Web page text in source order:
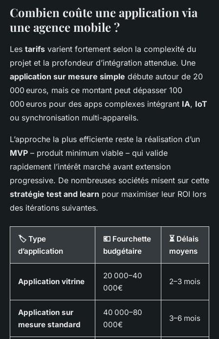
Combien coûte une application via
une agence mobile ?
Les tarifs varient fortement selon la complexité du
projet et la profondeur d’intégration attendue. Une
application sur mesure simple débute autour de 20
000 euros, mais ce montant peut dépasser 100
000 euros pour des apps complexes intégrant IA, IoT
ou synchronisation multi-appareils.
L’approche la plus efficiente reste la réalisation d’un
MVP – produit minimum viable – qui valide
rapidement l’intérêt marché avant extension
progressive. De nombreuses sociétés misent sur cette
stratégie test and learn pour maximiser leur ROI lors
des itérations suivantes.
🏷️ Type
d’application
💶 Fourchette
budgétaire
⏳ Délais
moyens
Application vitrine
20 000–40
000€
2–3 mois
Application sur
mesure standard
40 000–80
000€
3–6 mois